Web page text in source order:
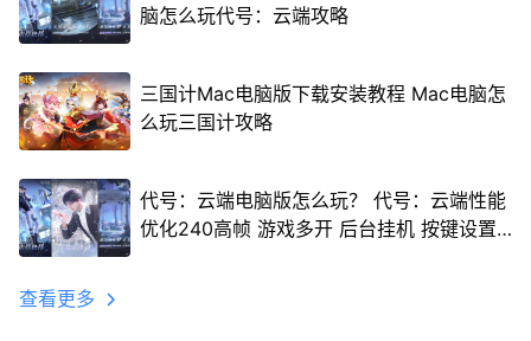
脑怎么玩代号：云端攻略
三国计Mac电脑版下载安装教程 Mac电脑怎
么玩三国计攻略
代号：云端电脑版怎么玩？ 代号：云端性能
优化240高帧 游戏多开 后台挂机 按键设置
查看更多